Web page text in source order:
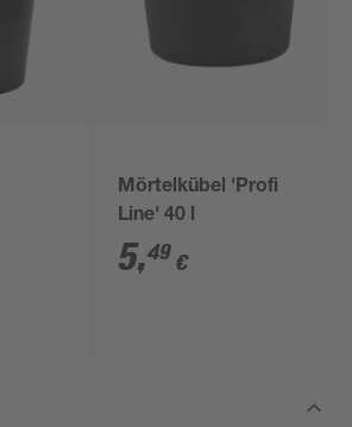
Mörtelkübel 'Profi
Line' 40 l
5,49 €